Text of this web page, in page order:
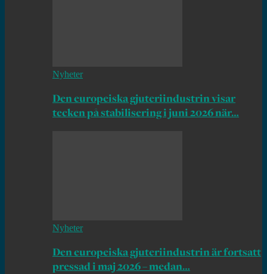
Nyheter
Den europeiska gjuteriindustrin visar
tecken på stabilisering i juni 2026 när…
Nyheter
Den europeiska gjuteriindustrin är fortsatt
pressad i maj 2026 – medan…